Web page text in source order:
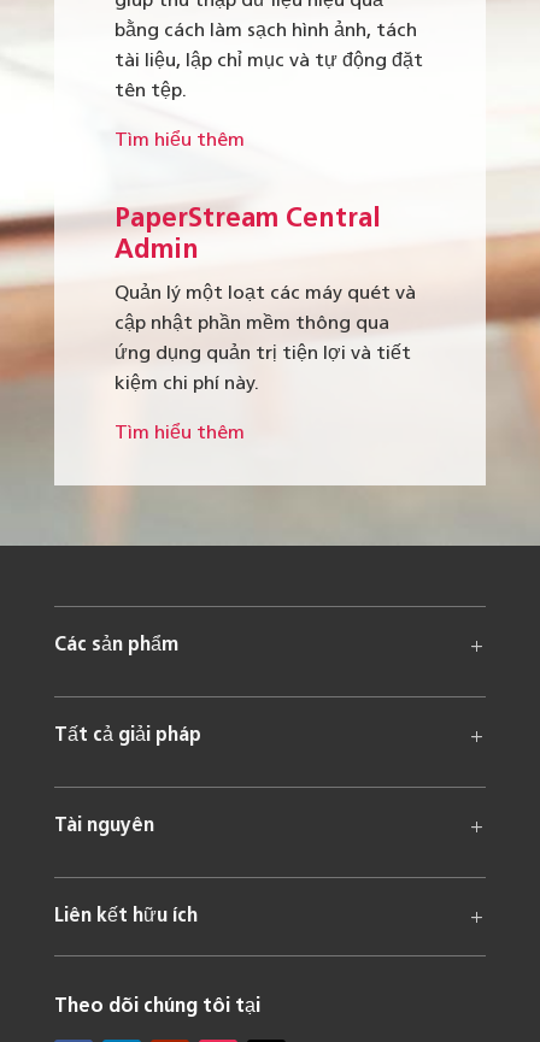
bằng cách làm sạch hình ảnh, tách
tài liệu, lập chỉ mục và tự động đặt
tên tệp.
Tìm hiểu thêm
PaperStream Central
Admin
Quản lý một loạt các máy quét và
cập nhật phần mềm thông qua
ứng dụng quản trị tiện lợi và tiết
kiệm chi phí này.
Tìm hiểu thêm
Các sản phẩm
Tất cả giải pháp
Tài nguyên
Liên kết hữu ích
Theo dõi chúng tôi tại